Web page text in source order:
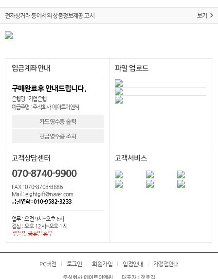
전자상거래 등에서의 상품정보제공 고시 보기
입금계좌안내
구매완료후 안내드립니다.
은행명 : 기업은행
예금주명 : 주식회사 에이트이엔씨
카드영수증 출력
현금영수증 조회
파일 업로드
고객상담센터
070-8740-9900
FAX : 070-8708-8886
Mail : eightgift@naver.com
급한연락 : 010-9582-3233
업무 : 오전 9시~오후 6시
점심 : 오후 12시~오후 1시
주말 및 공휴일 휴무
고객서비스
PC버전 로그인 회원가입 입점안내 가맹점안내
주식회사 에이트이엔씨 대표자 : 정종길